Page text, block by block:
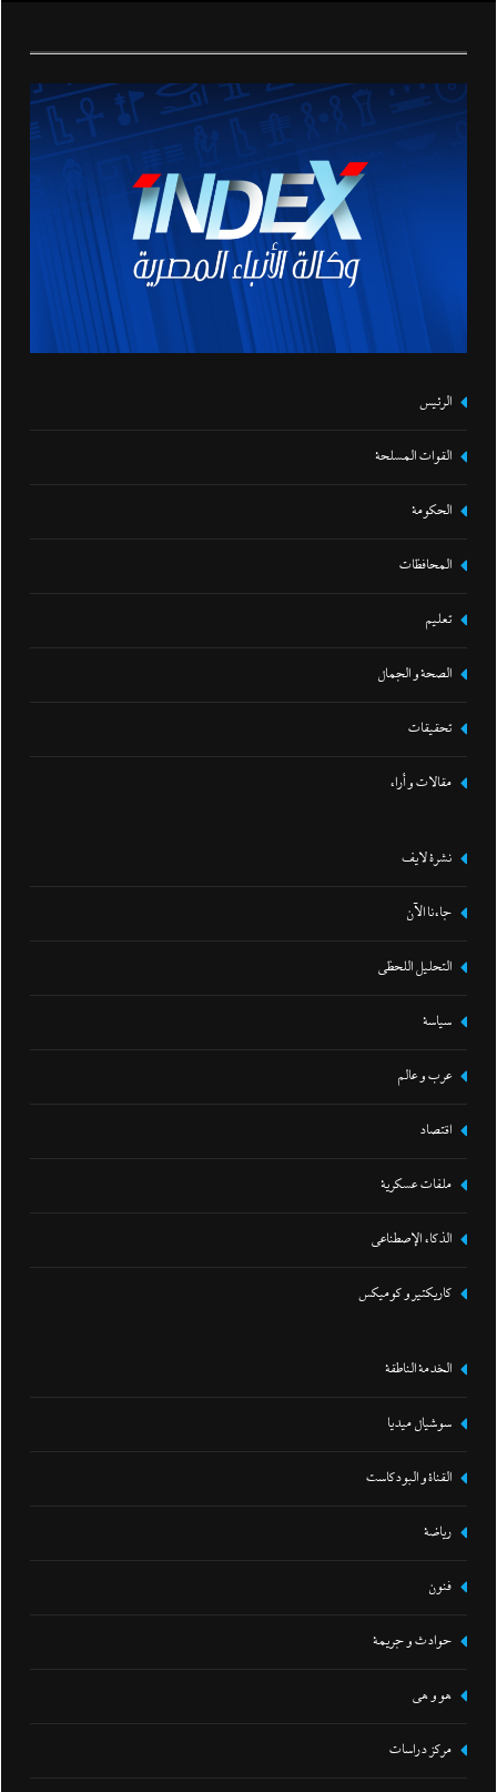
الرئيس
القوات المسلحة
الحكومة
المحافظات
تعليم
الصحة و الجمال
تحقيقات
مقالات و أراء
نشرة لايف
جاءنا الآن
التحليل اللحظي
سياسة
عرب و عالم
اقتصاد
ملفات عسكرية
الذكاء الإصطناعي
كاريكتير و كوميكس
الخدمة الناطقة
سوشيال ميديا
القناة و البودكاست
رياضة
فنون
حوادث و جريمة
هو و هي
مركز دراسات